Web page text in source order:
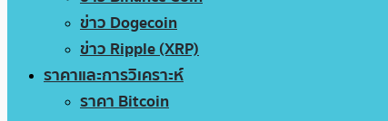
ข่าว Dogecoin
ข่าว Ripple (XRP)
ราคาและการวิเคราะห์
ราคา Bitcoin